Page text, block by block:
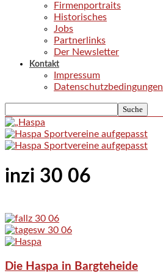
Firmenportraits
Historisches
Jobs
Partnerlinks
Der Newsletter
Kontakt
Impressum
Datenschutzbedingungen
inzi 30 06
Die Haspa in Bargteheide